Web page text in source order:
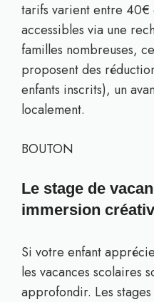
tarifs varient entre
accessibles via une
familles nombreuses,
proposent des
enfants inscrits), un
localement.
BOUTON
Le stage de
immersion
Si votre enfant
les vacances scolaires
approfondir. Les